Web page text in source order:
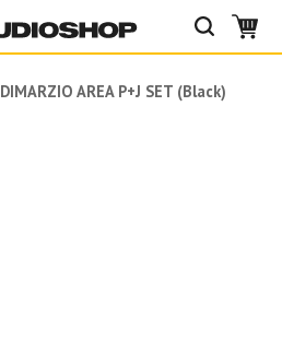
DIMARZIO AREA P+J SET (Black)